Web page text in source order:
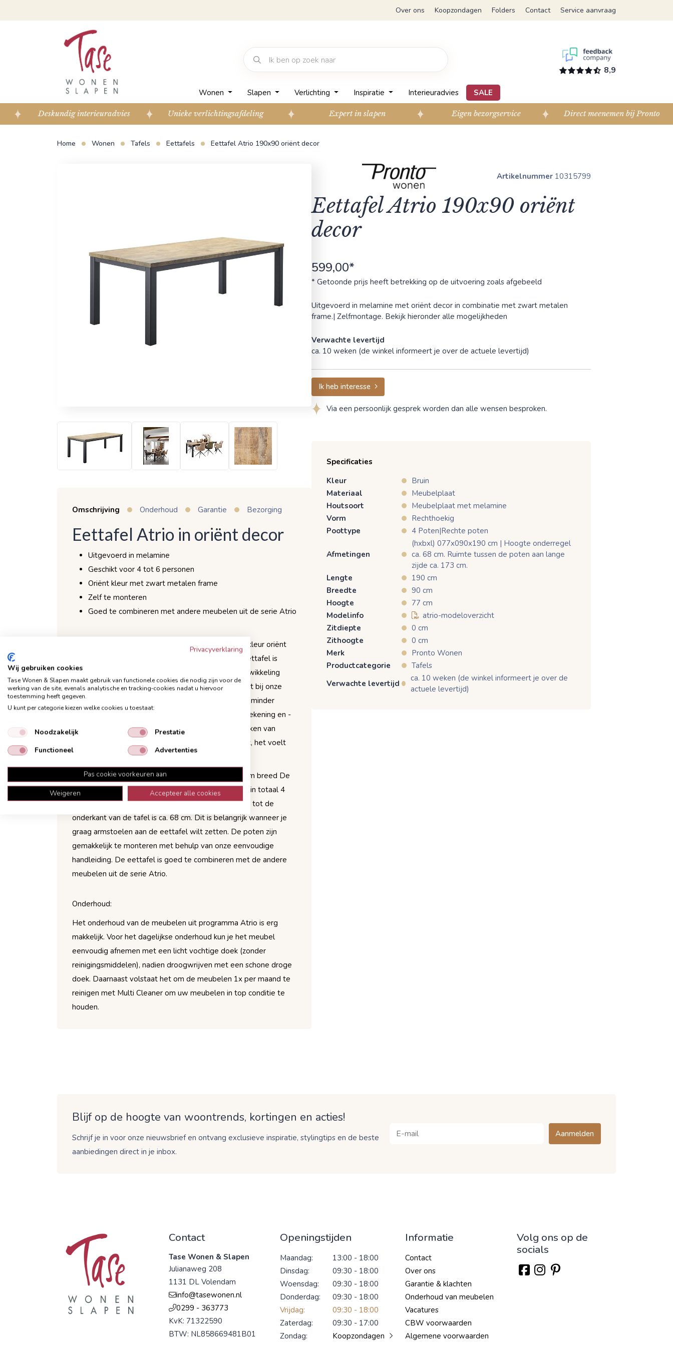
Over ons Koopzondagen Folders Contact Service aanvraag
Wonen Slapen Verlichting Inspiratie Interieuradvies SALE
8,9
Deskundig interieuradvies Unieke verlichtingsafdeling Expert in slapen Eigen bezorgservice Direct meenemen bij Pronto
Home Wonen Tafels Eettafels Eettafel Atrio 190x90 oriënt decor
Omschrijving Onderhoud Garantie Bezorging
Eettafel Atrio in oriënt decor
Uitgevoerd in melamine
Geschikt voor 4 tot 6 personen
Oriënt kleur met zwart metalen frame
Zelf te monteren
Goed te combineren met andere meubelen uit de serie Atrio
De combinatie van het zwart metalen poten en de kleur oriënt
decor geeft de eettafel een robuust karakter. De eettafel is
uitgevoerd in Lamulux. Lamulux is een materiaalontwikkeling
gebaseerd op houtvezelplaat en melamine en wordt bij onze
meubelen gebruikt als toplaag. Het is sterk, hard en minder
gevoelig voor krassen. Door de aangebrachte houttekening en -
structuur, heeft het dezelfde karakteristieke kenmerken van
massief hout. Het ziet er niet alleen uit als echt hout, het voelt
ook nog eens zo!
De eettafel heeft een lengte van 190 cm en is 90 cm breed De
ruimte tussen de poten is circa 173 cm, waardoor je in totaal 4
tot 6 stoelen aan deze tafel kunt zetten. De hoogte tot de
onderkant van de tafel is ca. 68 cm. Dit is belangrijk wanneer je
graag armstoelen aan de eettafel wilt zetten. De poten zijn
gemakkelijk te monteren met behulp van onze eenvoudige
handleiding. De eettafel is goed te combineren met de andere
meubelen uit de serie Atrio.
Onderhoud:
Het onderhoud van de meubelen uit programma Atrio is erg
makkelijk. Voor het dagelijkse onderhoud kun je het meubel
eenvoudig afnemen met een licht vochtige doek (zonder
reinigingsmiddelen), nadien droogwrijven met een schone droge
doek. Daarnaast volstaat het om de meubelen 1x per maand te
reinigen met Multi Cleaner om uw meubelen in top conditie te
houden.
Artikelnummer 10315799
Eettafel Atrio 190x90 oriënt
decor
599,00*
* Getoonde prijs heeft betrekking op de uitvoering zoals afgebeeld
Uitgevoerd in melamine met oriënt decor in combinatie met zwart metalen
frame.| Zelfmontage. Bekijk hieronder alle mogelijkheden
Verwachte levertijd
ca. 10 weken (de winkel informeert je over de actuele levertijd)
Ik heb interesse
Via een persoonlijk gesprek worden dan alle wensen besproken.
Specificaties
Kleur
Bruin
Materiaal
Meubelplaat
Houtsoort
Meubelplaat met melamine
Vorm
Rechthoekig
Poottype
4 Poten|Rechte poten
Afmetingen
(hxbxl) 077x090x190 cm | Hoogte onderregel
ca. 68 cm. Ruimte tussen de poten aan lange
zijde ca. 173 cm.
Lengte
190 cm
Breedte
90 cm
Hoogte
77 cm
Modelinfo
atrio-modeloverzicht
Zitdiepte
0 cm
Zithoogte
0 cm
Merk
Pronto Wonen
Productcategorie
Tafels
Verwachte levertijd
ca. 10 weken (de winkel informeert je over de
actuele levertijd)
Blijf op de hoogte van woontrends, kortingen en acties!
Schrijf je in voor onze nieuwsbrief en ontvang exclusieve inspiratie, stylingtips en de beste
aanbiedingen direct in je inbox.
Aanmelden
Contact
Tase Wonen & Slapen
Julianaweg 208
1131 DL Volendam
info@tasewonen.nl
0299 - 363773
KvK: 71322590
BTW: NL858669481B01
Openingstijden
Maandag:
13:00 - 18:00
Dinsdag:
09:30 - 18:00
Woensdag:
09:30 - 18:00
Donderdag:
09:30 - 18:00
Vrijdag:
09:30 - 18:00
Zaterdag:
09:30 - 17:00
Zondag:
Koopzondagen
Informatie
Contact
Over ons
Garantie & klachten
Onderhoud van meubelen
Vacatures
CBW voorwaarden
Algemene voorwaarden
Volg ons op de
socials
Privacyverklaring
Wij gebruiken cookies
Tase Wonen & Slapen maakt gebruik van functionele cookies die nodig zijn voor de
werking van de site, evenals analytische en tracking‑cookies nadat u hiervoor
toestemming heeft gegeven.
U kunt per categorie kiezen welke cookies u toestaat:
Noodzakelijk
Prestatie
Functioneel
Advertenties
Pas cookie voorkeuren aan
Weigeren
Accepteer alle cookies